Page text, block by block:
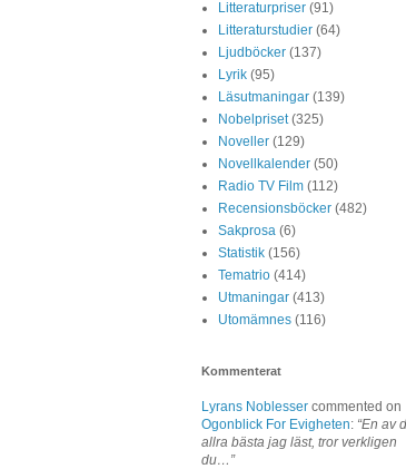
Litteraturpriser (91)
Litteraturstudier (64)
Ljudböcker (137)
Lyrik (95)
Läsutmaningar (139)
Nobelpriset (325)
Noveller (129)
Novellkalender (50)
Radio TV Film (112)
Recensionsböcker (482)
Sakprosa (6)
Statistik (156)
Tematrio (414)
Utmaningar (413)
Utomämnes (116)
Kommenterat
Lyrans Noblesser commented on
Ogonblick For Evigheten: “En av
allra bästa jag läst, tror verkligen
du…”